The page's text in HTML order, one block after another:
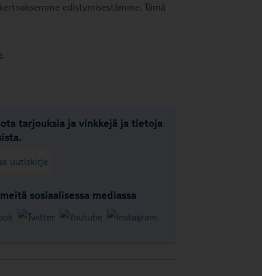
edistymisestämme. Tämä
.
tarjouksia ja vinkkejä ja tietoja
uutiskirje
sosiaalisessa mediassa